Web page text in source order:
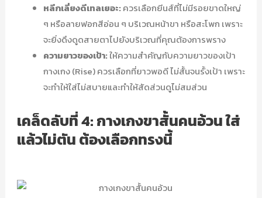
หลีกเลี่ยงดีเทลเยอะ: ควรเลือกยีนส์ที่ไม่มีรอยขาดใหญ่
ๆ หรือลายฟอกสีอ่อน ๆ บริเวณหน้าขา หรือสะโพก เพราะ
จะยิ่งดึงดูดสายตาไปยังบริเวณที่คุณต้องการพราง
ความยาวของเป้า:ให้ความสำคัญกับความยาวของเป้า
กางเกง (Rise) ควรเลือกที่ยาวพอดี ไม่สั้นจนรั้งเป้า เพราะ
จะทำให้ใส่ไม่สบายและทำให้สัดส่วนดูไม่สมส่วน
เคล็ดลับที่ 4: กางเกงขาสั้นคนอ้วน ใส่
แล้วไม่ตัน ต้องเลือกทรงนี้